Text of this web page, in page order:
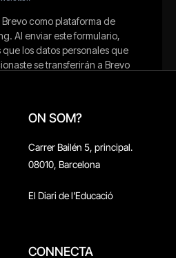
ON SOM?
Carrer Bailén 5, principal.
08010, Barcelona
El Diari de l'Educació
CONNECTA